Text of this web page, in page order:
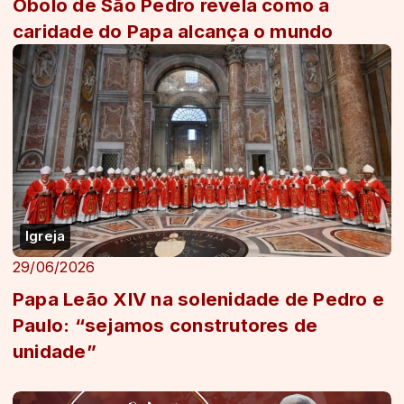
Óbolo de São Pedro revela como a
caridade do Papa alcança o mundo
Igreja
29/06/2026
Papa Leão XIV na solenidade de Pedro e
Paulo: “sejamos construtores de
unidade”